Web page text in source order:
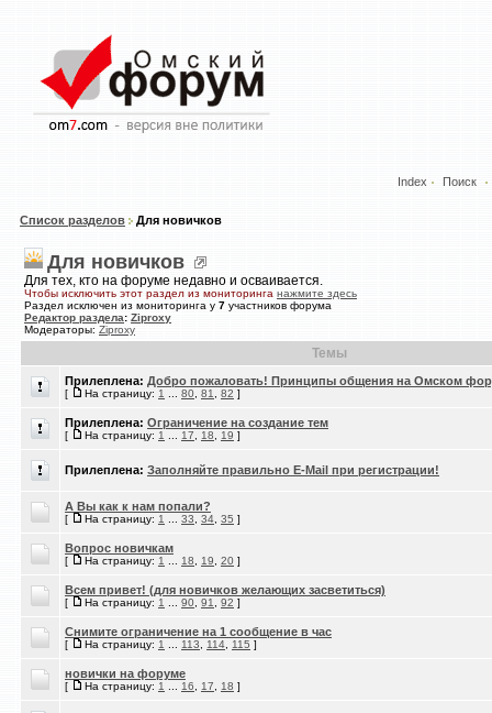
Index Поиск
Список разделов Для новичков
Для новичков
Для тех, кто на форуме недавно и осваивается.
Чтобы исключить этот раздел из мониторинга нажмите здесь
Раздел исключен из мониторинга у 7 участников форума
Редактор раздела: Ziproxy
Модераторы: Ziproxy
Темы
Прилеплена: Добро пожаловать! Принципы общения на Омском
[ На страницу: 1 80 81 82 ]
Прилеплена: Ограничение на создание тем
[ На страницу: 1 17 18 19 ]
Прилеплена: Заполняйте правильно E-Mail при регистрации!
А Вы как к нам попали?
[ На страницу: 1 33 34 35 ]
Вопрос новичкам
[ На страницу: 1 18 19 20 ]
Всем привет! (для новичков желающих засветиться)
[ На страницу: 1 90 91 92 ]
Снимите ограничение на 1 сообщение в час
[ На страницу: 1 113 114 115 ]
новички на форуме
[ На страницу: 1 16 17 18 ]